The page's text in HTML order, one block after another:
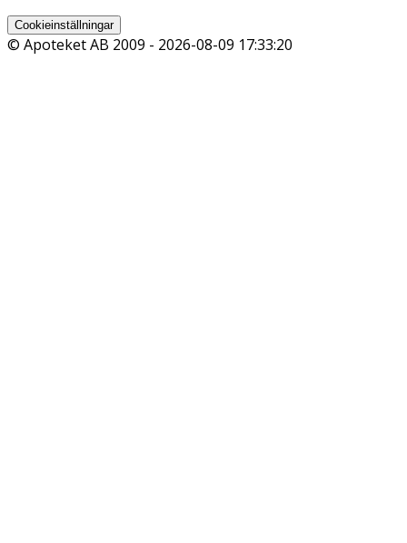
Cookieinställningar
© Apoteket AB 2009 - 2026-08-09 17:33:20